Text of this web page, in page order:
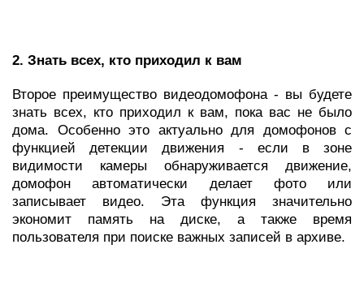
2. Знать всех, кто приходил к вам
Второе преимущество видеодомофона - вы будете
знать всех, кто приходил к вам, пока вас не было
дома. Особенно это актуально для домофонов с
функцией детекции движения - если в зоне
видимости камеры обнаруживается движение,
домофон автоматически делает фото или
записывает видео. Эта функция значительно
экономит память на диске, а также время
пользователя при поиске важных записей в архиве.